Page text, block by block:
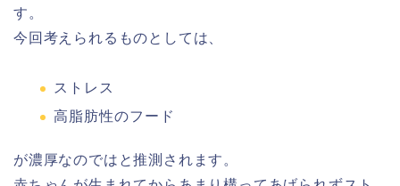
す。
今回考えられるものとしては、
ストレス
高脂肪性のフード
が濃厚なのではと推測されます。